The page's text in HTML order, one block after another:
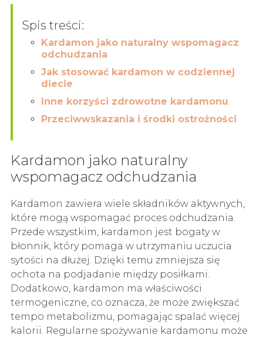
Spis treści:
Kardamon jako naturalny wspomagacz
odchudzania
Jak stosować kardamon w codziennej
diecie
Inne korzyści zdrowotne kardamonu
Przeciwwskazania i środki ostrożności
Kardamon jako naturalny
wspomagacz odchudzania
Kardamon zawiera wiele składników aktywnych,
które mogą wspomagać proces odchudzania.
Przede wszystkim, kardamon jest bogaty w
błonnik, który pomaga w utrzymaniu uczucia
sytości na dłużej. Dzięki temu zmniejsza się
ochota na podjadanie między posiłkami.
Dodatkowo, kardamon ma właściwości
termogeniczne, co oznacza, że może zwiększać
tempo metabolizmu, pomagając spalać więcej
kalorii. Regularne spożywanie kardamonu może